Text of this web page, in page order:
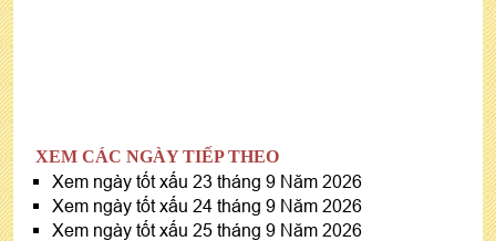
XEM CÁC NGÀY TIẾP THEO
Xem ngày tốt xấu 23 tháng 9 Năm 2026
Xem ngày tốt xấu 24 tháng 9 Năm 2026
Xem ngày tốt xấu 25 tháng 9 Năm 2026